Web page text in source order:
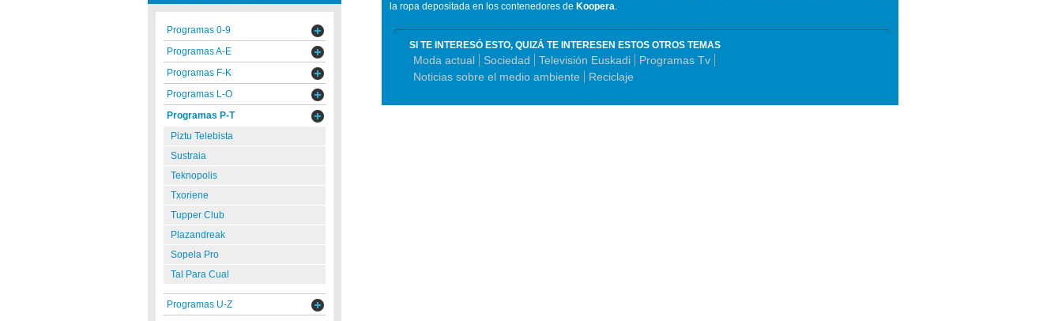
la ropa depositada en los contenedores de Koopera.
SI TE INTERESÓ ESTO, QUIZÁ TE INTERESEN ESTOS OTROS TEMAS
Moda actual Sociedad Televisión Euskadi
Programas Tv
Noticias sobre el medio ambiente
Reciclaje
Programas 0-9
Programas A-E
Programas F-K
Programas L-O
Programas P-T
Piztu Telebista
Sustraia
Teknopolis
Txoriene
Tupper Club
Plazandreak
Sopela Pro
Tal Para Cual
Programas U-Z